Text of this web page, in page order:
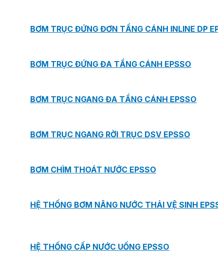
BƠM TRỤC ĐỨNG ĐƠN TẦNG CÁNH INLINE DP
BƠM TRỤC ĐỨNG ĐA TẦNG CÁNH EPSSO
BƠM TRỤC NGANG ĐA TẦNG CÁNH EPSSO
BƠM TRỤC NGANG RỜI TRỤC DSV EPSSO
BƠM CHÌM THOÁT NƯỚC EPSSO
HỆ THỐNG BƠM NÂNG NƯỚC THẢI VỆ SINH
HỆ THỐNG CẤP NƯỚC UỐNG EPSSO